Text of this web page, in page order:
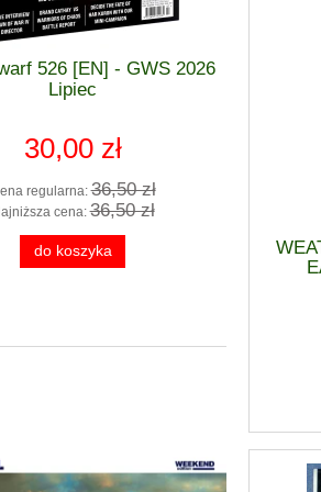
526 [EN] - GWS 2026
Lipiec
30,00 zł
regularna:36,50 zł
cena:36,50 zł
do koszyka
Podkład